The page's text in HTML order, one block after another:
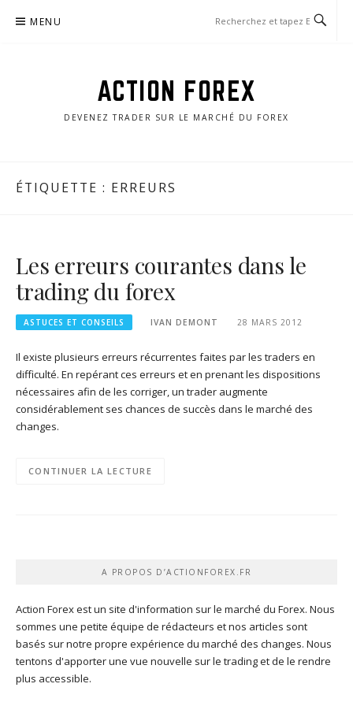
MENU
ACTION FOREX
DEVENEZ TRADER SUR LE MARCHÉ DU FOREX
ÉTIQUETTE : ERREURS
Les erreurs courantes dans le
trading du forex
ASTUCES ET CONSEILS IVAN DEMONT 28 MARS 2012
Il existe plusieurs erreurs récurrentes faites par les traders en
difficulté. En repérant ces erreurs et en prenant les dispositions
nécessaires afin de les corriger, un trader augmente
considérablement ses chances de succès dans le marché des
changes.
CONTINUER LA LECTURE
A PROPOS D’ACTIONFOREX.FR
Action Forex est un site d'information sur le marché du Forex. Nous
sommes une petite équipe de rédacteurs et nos articles sont
basés sur notre propre expérience du marché des changes. Nous
tentons d'apporter une vue nouvelle sur le trading et de le rendre
plus accessible.